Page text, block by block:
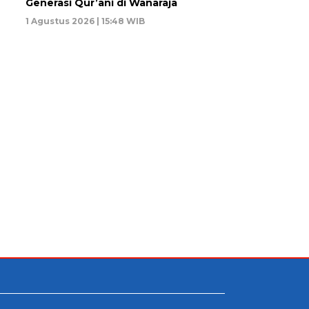
Generasi Qur’ani di Wanaraja
1 Agustus 2026 | 15:48 WIB